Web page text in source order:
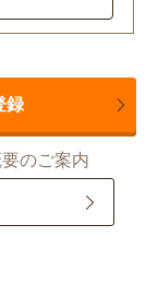
録
のご案内